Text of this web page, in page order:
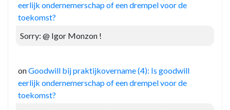
eerlijk ondernemerschap of een drempel voor de
toekomst?
Sorry: @ Igor Monzon !
onGoodwill bij praktijkovername (4): Is goodwill
eerlijk ondernemerschap of een drempel voor de
toekomst?